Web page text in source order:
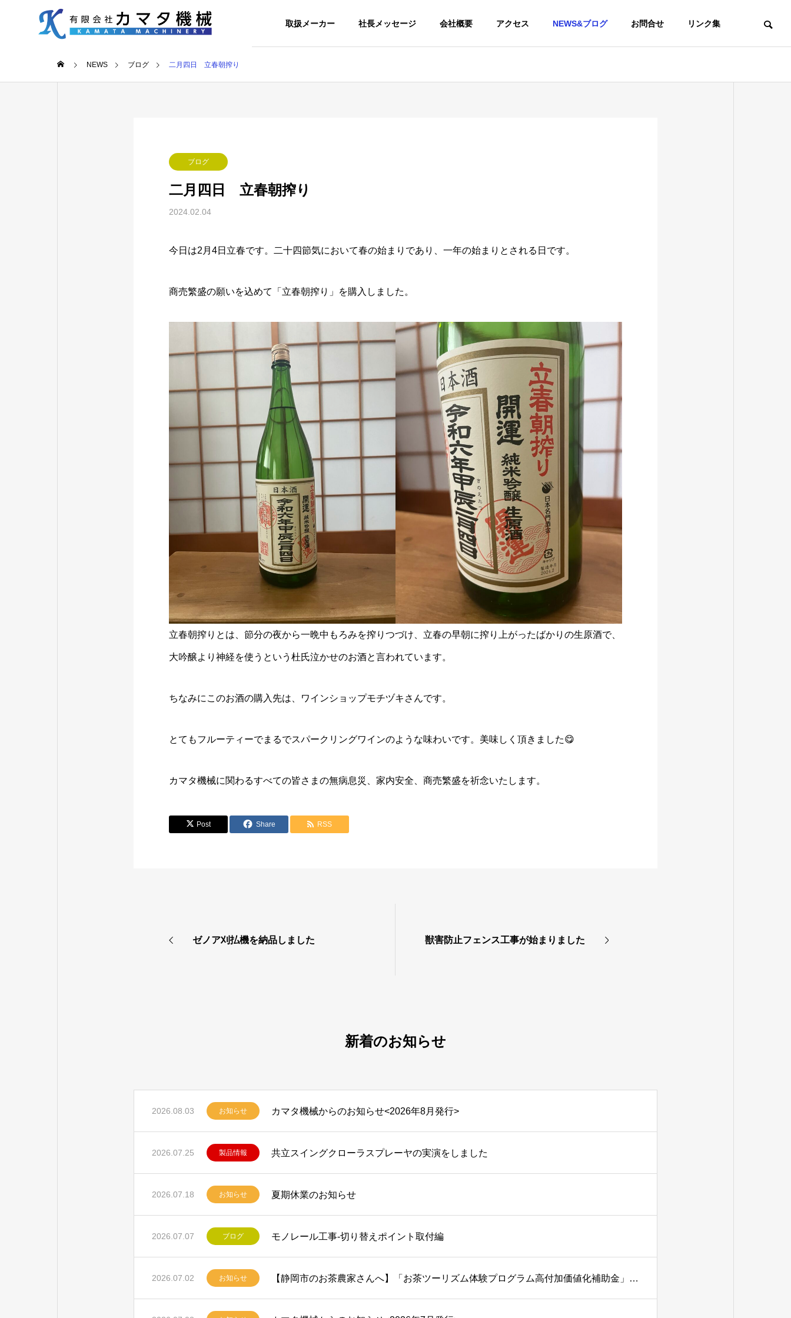
取扱メーカー 社長メッセージ 会社概要 アクセス NEWS&ブログ お問合せ リンク集
NEWS ブログ 二月四日 立春朝搾り
ブログ
二月四日 立春朝搾り
2024.02.04
今日は2月4日立春です。二十四節気において春の始まりであり、一年の始まりとされる日です。
商売繁盛の願いを込めて「立春朝搾り」を購入しました。
立春朝搾りとは、節分の夜から一晩中もろみを搾りつづけ、立春の早朝に搾り上がったばかりの生原酒で、
大吟醸より神経を使うという杜氏泣かせのお酒と言われています。
ちなみにこのお酒の購入先は、ワインショップモチヅキさんです。
とてもフルーティーでまるでスパークリングワインのような味わいです。美味しく頂きました😋
カマタ機械に関わるすべての皆さまの無病息災、家内安全、商売繁盛を祈念いたします。
Post Share RSS
ゼノア刈払機を納品しました 獣害防止フェンス工事が始まりました
新着のお知らせ
2026.08.03 お知らせ カマタ機械からのお知らせ<2026年8月発行>
2026.07.25 製品情報 共立スイングクローラスプレーヤの実演をしました
2026.07.18 お知らせ 夏期休業のお知らせ
2026.07.07 ブログ モノレール工事-切り替えポイント取付編
2026.07.02 お知らせ 【静岡市のお茶農家さんへ】「お茶ツーリズム体験プログラム高付加価値化補助金」の募集が始まりました！